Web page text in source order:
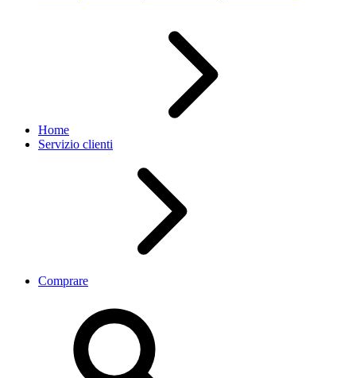
Home
Servizio clienti
Comprare